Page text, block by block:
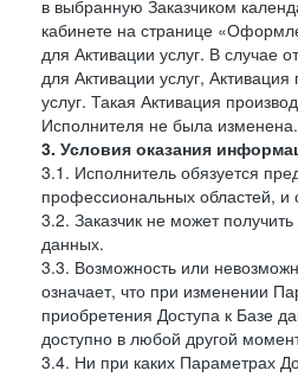
в выбранную Заказчиком
кабинете на странице
для Активации услуг. В случае
для Активации услуг,
услуг. Такая Активация
Исполнителя не была изменена.
3. Условия оказания
3.1. Исполнитель обязуется
профессиональных областей,
3.2. Заказчик не может
данных.
3.3. Возможность или
означает, что при изменении
приобретения Доступа к Базе
доступно в любой другой
3.4. Ни при каких Параметрах